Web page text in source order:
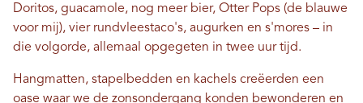
Doritos, guacamole, nog meer bier, Otter Pops (de blauwe
voor mij), vier rundvleestaco's, augurken en s'mores – in
die volgorde, allemaal opgegeten in twee uur tijd.
Hangmatten, stapelbedden en kachels creëerden een
oase waar we de zonsondergang konden bewonderen en